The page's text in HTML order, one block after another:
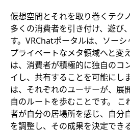
仮想空間とそれを取り巻くテク
多くの消費者を引き付け、遊び
す。VRChatポータルは、ソー
プライベートなメタ領域へと変
は、消費者が積極的に独自のコ
イし、共有することを可能にし
は、それぞれのユーザーが、展
自のルートを歩むことです。
者が自分の居場所を感じ、自分
を調整し、その成果を決定でき